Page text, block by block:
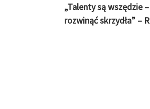
„Talenty są wszędzie
rozwinąć skrzydła” –